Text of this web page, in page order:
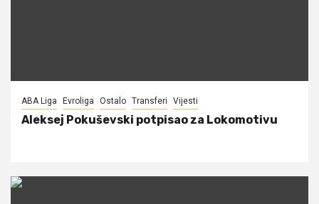
ABA Liga Evroliga Ostalo Transferi Vijesti
Aleksej Pokuševski potpisao za Lokomotivu